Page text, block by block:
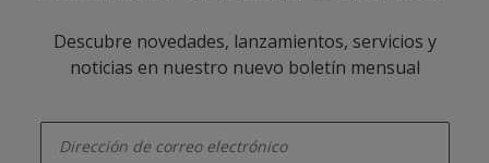
Descubre novedades, lanzamientos, servicios y
noticias en nuestro nuevo boletín mensual